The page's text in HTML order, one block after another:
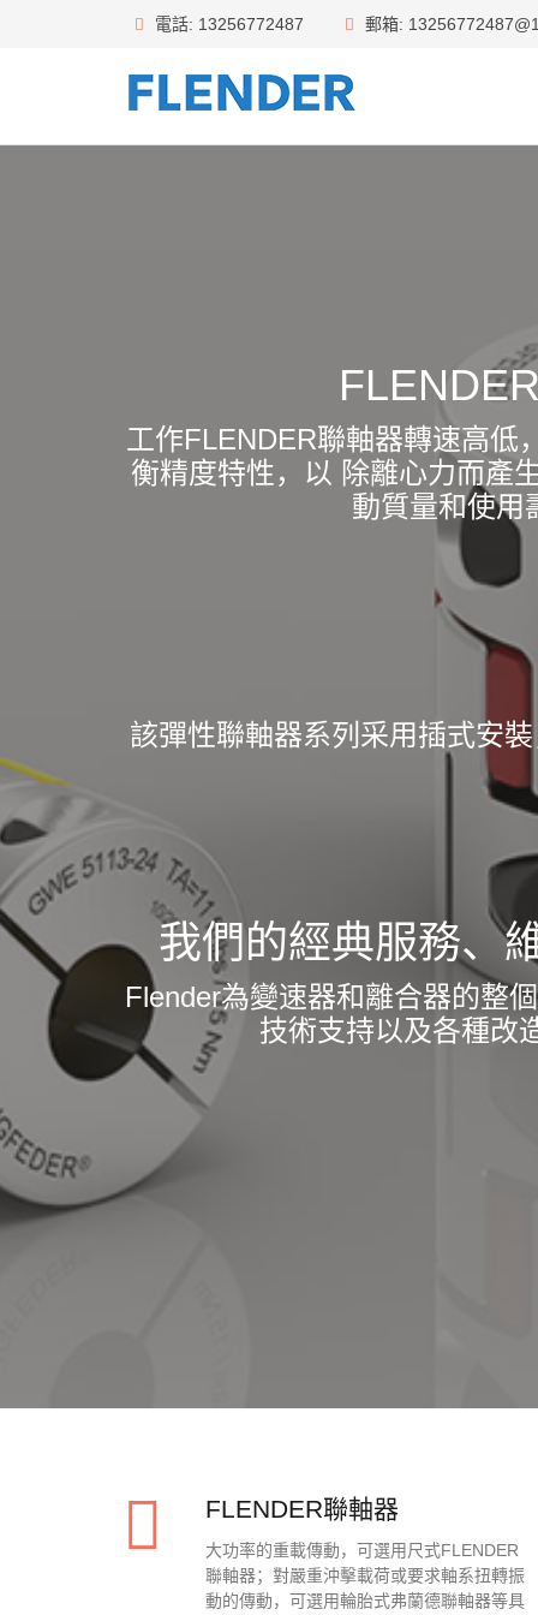
電話: 13256772487 郵箱:
工作FLENDER聯軸器轉速高低
衡精度特性，以 除離心力而產
動質量和使用
該彈性聯軸器系列采用插式安
我們的經典服務、
Flender為變速器和離合器的整
技術支持以及各種改
FLENDER聯軸器
大功率的重載傳動，可選用尺式FLENDER
聯軸器；對嚴重沖擊載荷或要求軸系扭轉振
動的傳動，可選用輪胎式弗蘭德聯軸器等具